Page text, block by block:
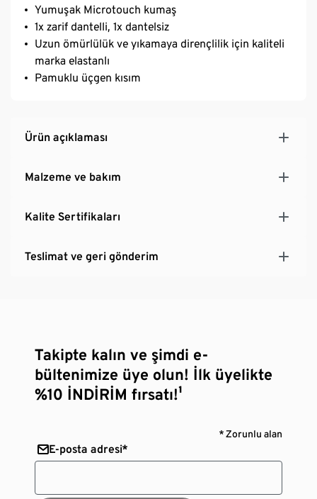
Yumuşak Microtouch kumaş
1x zarif dantelli, 1x dantelsiz
Uzun ömürlülük ve yıkamaya dirençlilik için kaliteli
marka elastanlı
Pamuklu üçgen kısım
Ürün açıklaması
Malzeme ve bakım
Kalite Sertifikaları
Teslimat ve geri gönderim
Takipte kalın ve şimdi e-
bültenimize üye olun! İlk üyelikte
%10 İNDİRİM fırsatı!¹
* Zorunlu alan
E-posta adresi*